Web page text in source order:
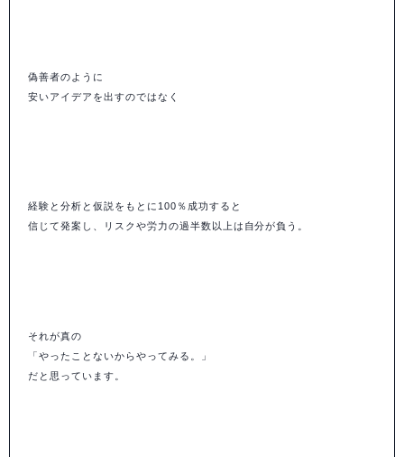
偽善者のように
安いアイデアを出すのではなく
経験と分析と仮説をもとに100％成功すると
信じて発案し、リスクや労力の過半数以上は自分が負う。
それが真の
「やったことないからやってみる。」
だと思っています。